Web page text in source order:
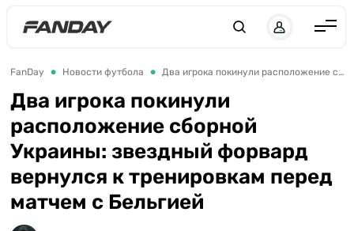
Испания
Германия
Италия
Франция
Украина
FanDay Новости футбола Два игрока покинули расположение сборной Украины: звездный форвард вернулся к тренировкам перед матчем с Бельгией
Два игрока покинули
расположение сборной
Украины: звездный форвард
вернулся к тренировкам перед
матчем с Бельгией